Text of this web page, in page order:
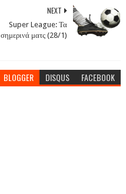
NEXT
Super League: Τα
σημερινά ματς (28/1)
BLOGGER DISQUS FACEBOOK